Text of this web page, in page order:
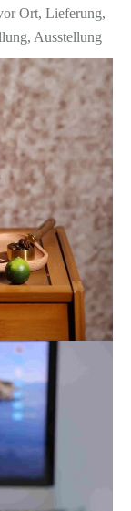
Ort, Lieferung,
Ausstellung